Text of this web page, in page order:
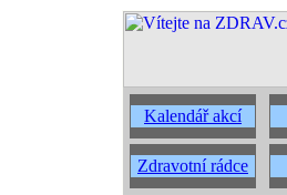
Kalendář akcí
Zdravotní rádce